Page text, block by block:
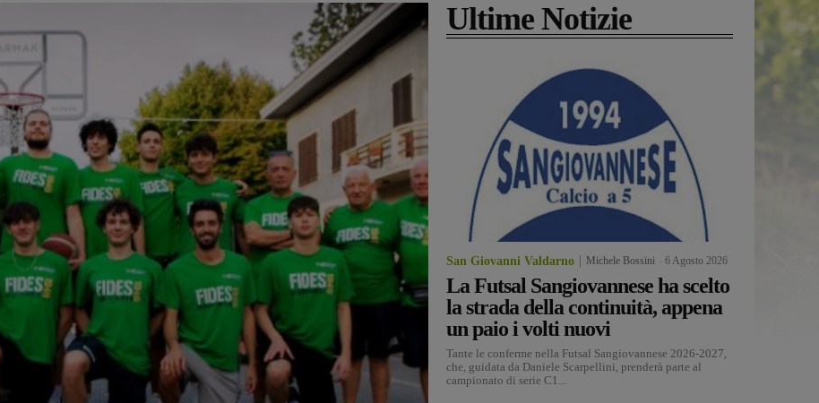
Ultime Notizie
San Giovanni Valdarno Michele Bossini 6 Agosto 2026
La Futsal Sangiovannese ha scelto
la strada della continuità, appena
un paio i volti nuovi
Tante le conferme nella Futsal Sangiovannese 2026-2027,
che, guidata da Daniele Scarpellini, prenderà parte al
campionato di serie C1...